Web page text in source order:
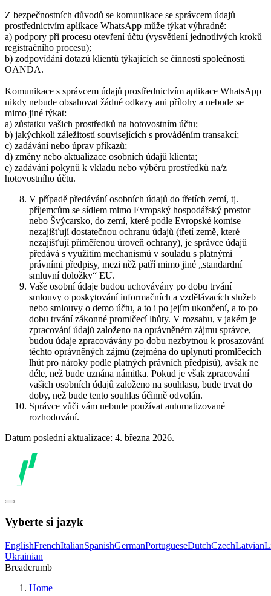
Z bezpečnostních důvodů se komunikace se správcem údajů
prostřednictvím aplikace WhatsApp může týkat výhradně:
a) podpory při procesu otevření účtu (vysvětlení jednotlivých kroků
registračního procesu);
b) zodpovídání dotazů klientů týkajících se činnosti společnosti
OANDA.
Komunikace s správcem údajů prostřednictvím aplikace WhatsApp
nikdy nebude obsahovat žádné odkazy ani přílohy a nebude se
mimo jiné týkat:
a) zůstatku vašich prostředků na hotovostním účtu;
b) jakýchkoli záležitostí souvisejících s prováděním transakcí;
c) zadávání nebo úprav příkazů;
d) změny nebo aktualizace osobních údajů klienta;
e) zadávání pokynů k vkladu nebo výběru prostředků na/z
hotovostního účtu.
V případě předávání osobních údajů do třetích zemí, tj.
příjemcům se sídlem mimo Evropský hospodářský prostor
nebo Švýcarsko, do zemí, které podle Evropské komise
nezajišťují dostatečnou ochranu údajů (třetí země, které
nezajišťují přiměřenou úroveň ochrany), je správce údajů
předává s využitím mechanismů v souladu s platnými
právními předpisy, mezi něž patří mimo jiné „standardní
smluvní doložky“ EU.
Vaše osobní údaje budou uchovávány po dobu trvání
smlouvy o poskytování informačních a vzdělávacích služeb
nebo smlouvy o demo účtu, a to i po jejím ukončení, a to po
dobu trvání zákonné promlčecí lhůty. V rozsahu, v jakém je
zpracování údajů založeno na oprávněném zájmu správce,
budou údaje zpracovávány po dobu nezbytnou k prosazování
těchto oprávněných zájmů (zejména do uplynutí promlčecích
lhůt pro nároky podle platných právních předpisů), avšak ne
déle, než bude uznána námitka. Pokud je však zpracování
vašich osobních údajů založeno na souhlasu, bude trvat do
doby, než bude tento souhlas účinně odvolán.
Správce vůči vám nebude používat automatizované
rozhodování.
Datum poslední aktualizace: 4. března 2026.
Vyberte si jazyk
EnglishFrenchItalianSpanishGermanPortugueseDutchCzechLatvian
Ukrainian
Breadcrumb
Home